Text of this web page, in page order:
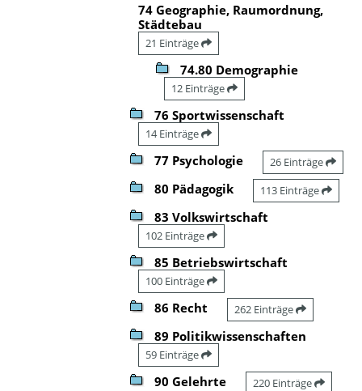
74 Geographie, Raumordnung,
Städtebau
21 Einträge
74.80 Demographie
12 Einträge
76 Sportwissenschaft
14 Einträge
77 Psychologie 26 Einträge
80 Pädagogik 113 Einträge
83 Volkswirtschaft
102 Einträge
85 Betriebswirtschaft
100 Einträge
86 Recht 262 Einträge
89 Politikwissenschaften
59 Einträge
90 Gelehrte 220 Einträge